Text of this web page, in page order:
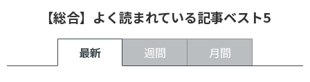
【総合】よく読まれている記事ベスト5
最新 週間 月間